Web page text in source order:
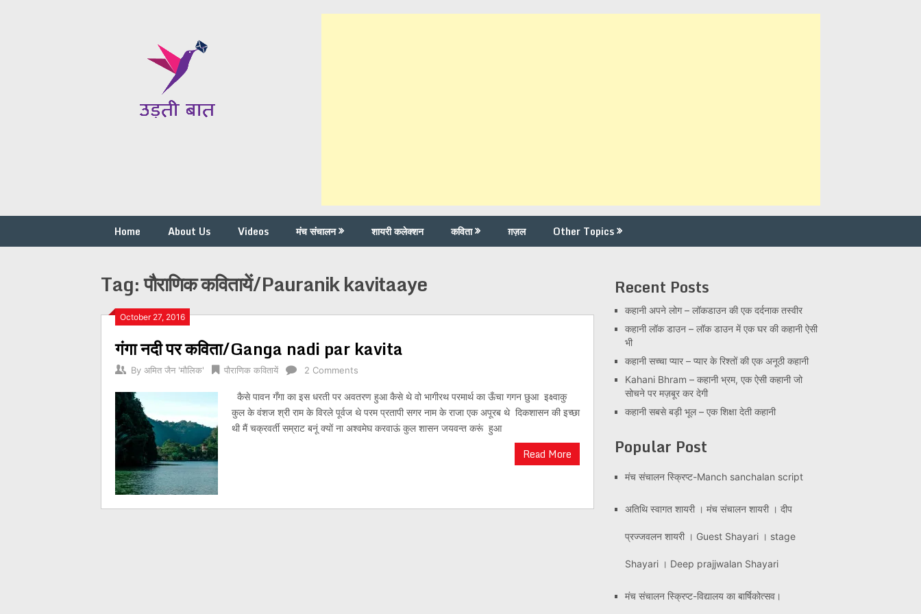
Home About Us Videos मंच संचालन शायरी कलेक्शन कविता ग़ज़ल Other Topics
Tag:पौराणिक कवितायें/Pauranik kavitaaye
October 27, 2016
गंगा नदी पर कविता/Ganga nadi par kavita
By अमित जैन 'मौलिक' पौराणिक कवितायें 2 Comments
कैसे पावन गँगा का इस धरती पर अवतरण हुआ कैसे थे वो भागीरथ परमार्थ का ऊँचा गगन छुआ इक्ष्वाकु
कुल के वंशज श्री राम के विरले पूर्वज थे परम प्रतापी सगर नाम के राजा एक अपूरब थे दिकशासन की इच्छा
थी मैं चक्रवर्ती सम्राट बनूं क्यों ना अश्वमेघ करवाऊं कुल शासन जयवन्त करूं हुआ
Read More
Posts
navigation
Recent Posts
कहानी अपने लोग – लॉकडाउन की एक दर्दनाक तस्वीर
कहानी लॉक डाउन – लॉक डाउन में एक घर की कहानी ऐसी
भी
कहानी सच्चा प्यार – प्यार के रिश्तों की एक अनूठी कहानी
Kahani Bhram – कहानी भ्रम, एक ऐसी कहानी जो
सोचने पर मज़बूर कर देगी
कहानी सबसे बड़ी भूल – एक शिक्षा देती कहानी
Popular Post
मंच संचालन स्क्रिप्ट-Manch sanchalan script
अतिथि स्वागत शायरी । मंच संचालन शायरी । दीप
प्रज्जवलन शायरी । Guest Shayari । stage
Shayari । Deep prajjwalan Shayari
मंच संचालन स्क्रिप्ट-विद्यालय का बार्षिकोत्सव।